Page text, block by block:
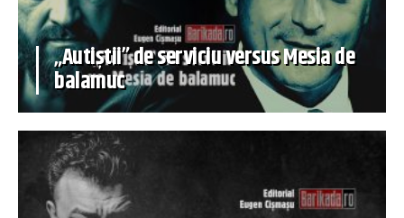
„Autiștii” de serviciu versus Mesia de
balamuc